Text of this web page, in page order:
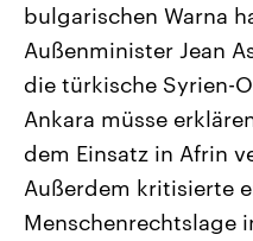
Landtagswahl Sachsen-
2026
Alle Informationen
Sachsen-Anhalt wählt am 6.
September 2026 einen
Landtag. Seit 2021 wird das
Bundesland von einer
Umfragen, Prognosen,
Wahlprogramme, aktuelle
und Hintergründe zu den
Sendungen
bulgarischen Warna
Außenminister Jean
die türkische Syrien-
Ankara müsse
dem Einsatz in Afrin
Außerdem kritisierte
Menschenrechtslage